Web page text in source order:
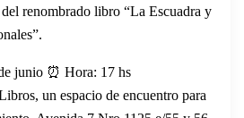
renombrado libro “La Escuadra y
junio ⏰ Hora: 17 hs
un espacio de encuentro para